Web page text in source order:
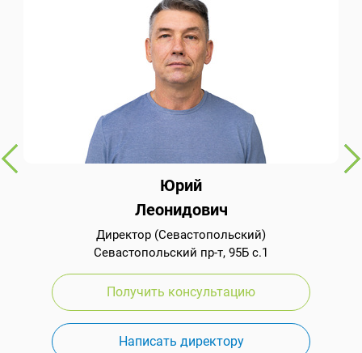
Юрий
Леонидович
Директор (Севастопольский)
Севастопольский пр-т, 95Б с.1
Получить консультацию
Написать директору